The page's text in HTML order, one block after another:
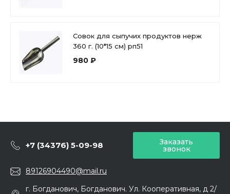
Совок для сыпучих продуктов нерж
360 г. (10*15 см) рп51
980 ₽
+7 (34376) 5-09-98 Заказать
звонок
89126904490@mail.ru
г. Богданович, Богданович. Ул. Кооперативная, д 2/